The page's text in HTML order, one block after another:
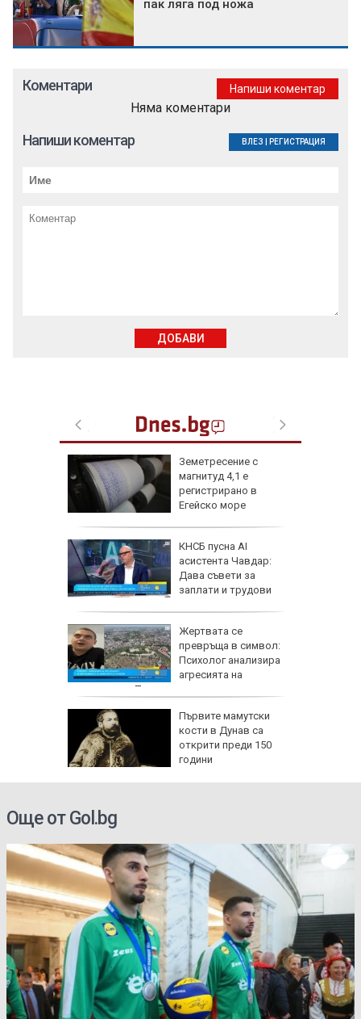
пак ляга под ножа
Земетресение с
магнитуд 4,1 е
регистрирано в
Егейско море
КНСБ пусна AI
асистента Чавдар:
Дава съвети за
заплати и трудови
Жертвата се
превръща в символ:
Психолог анализира
агресията на
младежите в Пловдив
Първите мамутски
кости в Дунав са
открити преди 150
години
Коментари Напиши коментар
Няма коментари
Напиши коментар ВЛЕЗ РЕГИСТРАЦИЯ
ДОБАВИ
Още от Gol.bg